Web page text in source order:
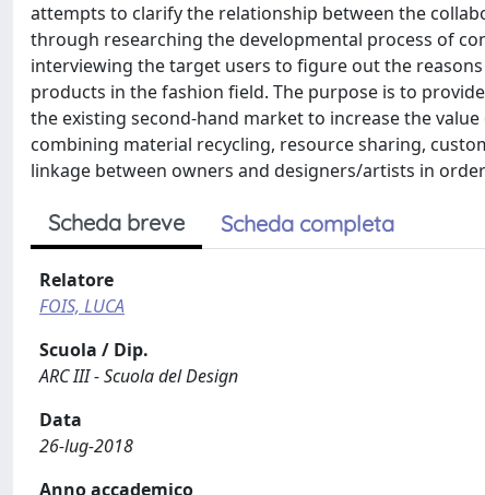
attempts to clarify the relationship between the
through researching the developmental process of
interviewing the target users to figure out the
products in the fashion field. The purpose is to
the existing second-hand market to increase the
combining material recycling, resource sharing,
linkage between owners and designers/artists in
Scheda breve Scheda completa
Relatore
FOIS, LUCA
Scuola / Dip.
ARC III - Scuola del Design
Data
26-lug-2018
Anno accademico